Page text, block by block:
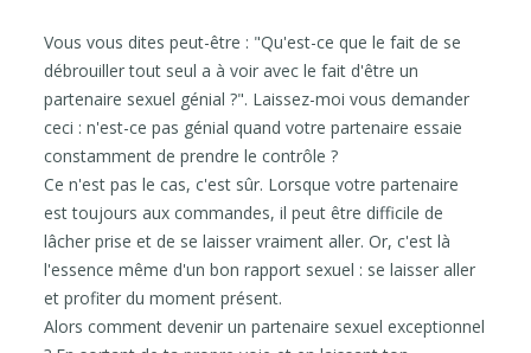
Vous vous dites peut-être : "Qu'est-ce que le fait de se
débrouiller tout seul a à voir avec le fait d'être un
partenaire sexuel génial ?". Laissez-moi vous demander
ceci : n'est-ce pas génial quand votre partenaire essaie
constamment de prendre le contrôle ?
Ce n'est pas le cas, c'est sûr. Lorsque votre partenaire
est toujours aux commandes, il peut être difficile de
lâcher prise et de se laisser vraiment aller. Or, c'est là
l'essence même d'un bon rapport sexuel : se laisser aller
et profiter du moment présent.
Alors comment devenir un partenaire sexuel exceptionnel